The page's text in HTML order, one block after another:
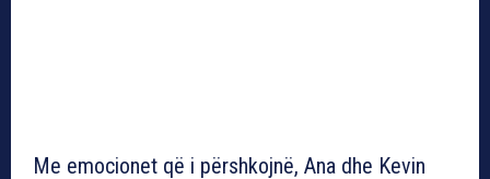
Me emocionet që i përshkojnë, Ana dhe Kevin